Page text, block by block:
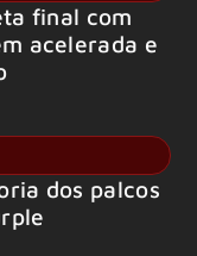
final com
acelerada e
dos palcos